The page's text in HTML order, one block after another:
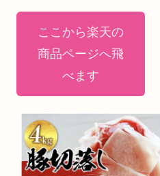
ここから楽天の
商品ページへ飛
べます